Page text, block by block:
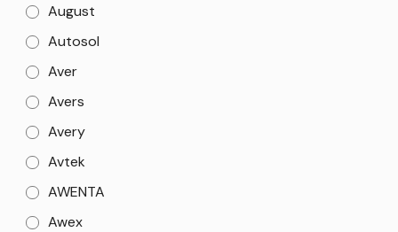
August
Autosol
Aver
Avers
Avery
Avtek
AWENTA
Awex